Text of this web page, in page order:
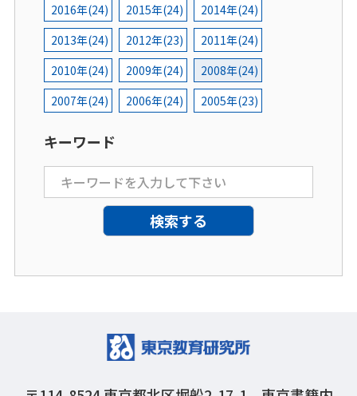
2016年(24)
2015年(24)
2014年(24)
2013年(24)
2012年(23)
2011年(24)
2010年(24)
2009年(24)
2008年(24)
2007年(24)
2006年(24) 2005年(23)
キーワード